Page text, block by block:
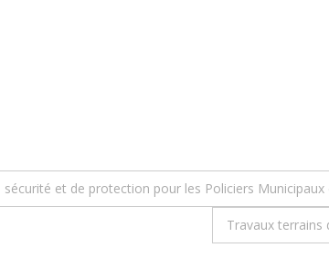
et de protection pour les Policiers Municipaux
Travaux terrains